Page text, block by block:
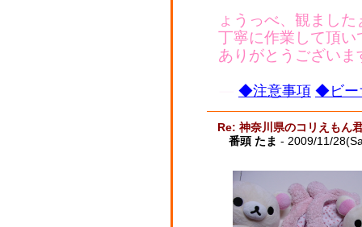
ょうっべ、観ました
丁寧に作業して頂
ありがとうござい
◆注意事項 ◆ビー
Re: 神奈川県のコリえもん
番頭 たま - 2009/11/